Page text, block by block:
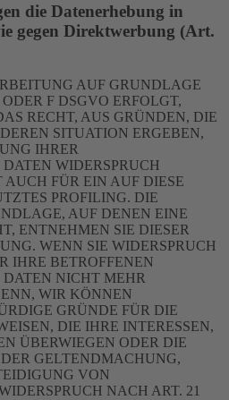
die Datenerhebung in
gegen Direktwerbung (Art.
AUF GRUNDLAGE
F DSGVO ERFOLGT,
RECHT, AUS GRÜNDEN, DIE
SITUATION ERGEBEN,
IHRER
WIDERSPRUCH
FÜR EIN AUF DIESE
PROFILING. DIE
AUF DENEN EINE
ENTNEHMEN SIE DIESER
WENN SIE WIDERSPRUCH
IHRE BETROFFENEN
DATEN NICHT MEHR
WIR KÖNNEN
GRÜNDE FÜR DIE
DIE IHRE INTERESSEN,
ÜBERWIEGEN ODER DIE
GELTENDMACHUNG,
VON
NACH ART. 21